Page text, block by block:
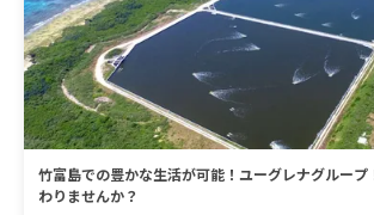
竹富島での豊かな生活が可能！ユーグレナグルー
わりませんか？